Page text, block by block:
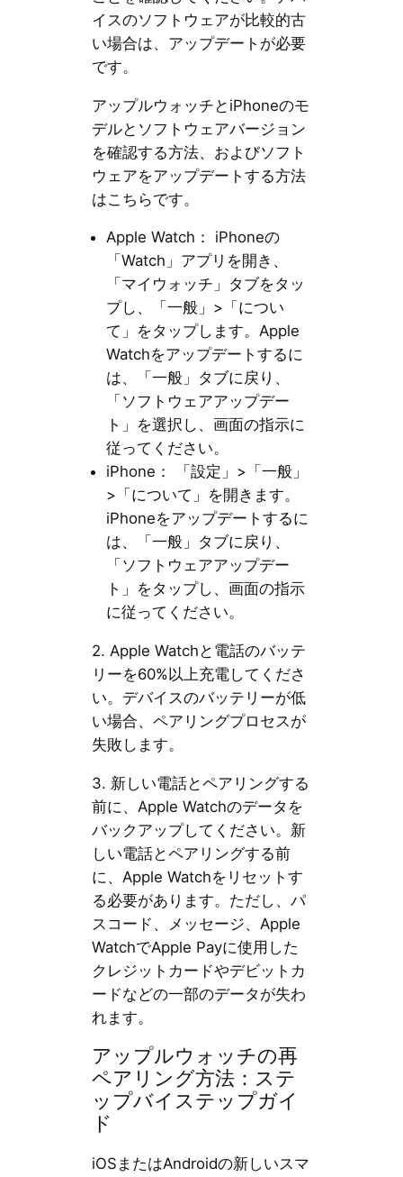
イスのソフトウェアが比較的古
い場合は、アップデートが必要
です。
アップルウォッチとiPhoneのモ
デルとソフトウェアバージョン
を確認する方法、およびソフト
ウェアをアップデートする方法
はこちらです。
Apple Watch： iPhoneの
「Watch」アプリを開き、
「マイウォッチ」タブをタッ
プし、「一般」>「につい
て」をタップします。Apple
Watchをアップデートするに
は、「一般」タブに戻り、
「ソフトウェアアップデー
ト」を選択し、画面の指示に
従ってください。
iPhone： 「設定」>「一般」
>「について」を開きます。
iPhoneをアップデートするに
は、「一般」タブに戻り、
「ソフトウェアアップデー
ト」をタップし、画面の指示
に従ってください。
2. Apple Watchと電話のバッテ
リーを60%以上充電してくださ
い。デバイスのバッテリーが低
い場合、ペアリングプロセスが
失敗します。
3. 新しい電話とペアリングする
前に、Apple Watchのデータを
バックアップしてください。新
しい電話とペアリングする前
に、Apple Watchをリセットす
る必要があります。ただし、パ
スコード、メッセージ、Apple
WatchでApple Payに使用した
クレジットカードやデビットカ
ードなどの一部のデータが失わ
れます。
アップルウォッチの再
ペアリング方法：ステ
ップバイステップガイ
ド
iOSまたはAndroidの新しいスマ